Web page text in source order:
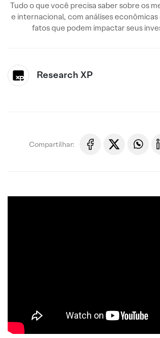
Tudo o que você precisa saber sobre os
e internacional, com análises
fatos que podem impactar seus
Research XP
Compartilhar: